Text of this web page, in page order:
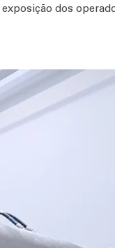
dos